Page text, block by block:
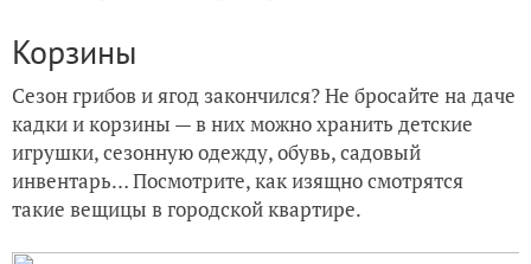
Корзины
Сезон грибов и ягод закончился? Не бросайте на даче
кадки и корзины — в них можно хранить детские
игрушки, сезонную одежду, обувь, садовый
инвентарь… Посмотрите, как изящно смотрятся
такие вещицы в городской квартире.